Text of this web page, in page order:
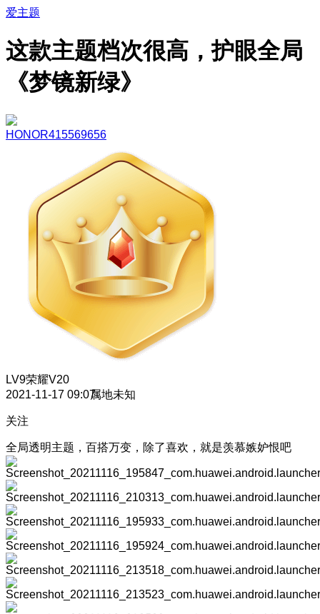
爱主题
这款主题档次很高，护眼全局
《梦镜新绿》
HONOR415569656
LV9荣耀V20
2021-11-17 09:07属地未知
关注
全局透明主题，百搭万变，除了喜欢，就是羡慕嫉妒恨吧